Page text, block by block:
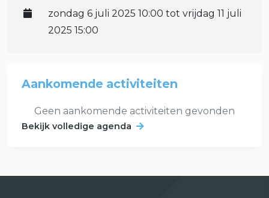
zondag 6 juli 2025 10:00 tot vrijdag 11 juli
2025 15:00
Aankomende activiteiten
Geen aankomende activiteiten gevonden
Bekijk volledige agenda